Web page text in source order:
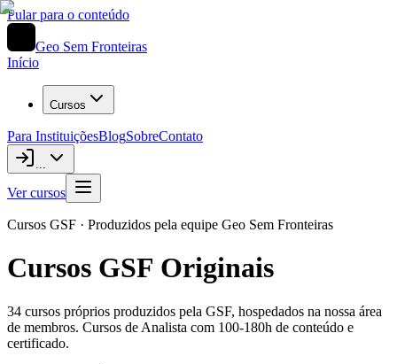
Pular para o conteúdo
Geo Sem Fronteiras
Início
Cursos
Para InstituiçõesBlogSobreContato
...
Ver cursos
Cursos GSF · Produzidos pela equipe Geo Sem Fronteiras
Cursos GSF Originais
34 cursos próprios produzidos pela GSF, hospedados na nossa área
de membros. Cursos de Analista com 100-180h de conteúdo e
certificado.